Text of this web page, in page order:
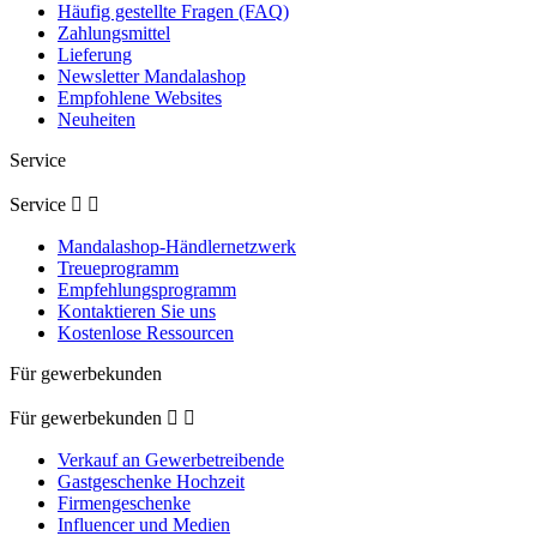
Häufig gestellte Fragen (FAQ)
Zahlungsmittel
Lieferung
Newsletter Mandalashop
Empfohlene Websites
Neuheiten
Service
Service  
Mandalashop-Händlernetzwerk
Treueprogramm
Empfehlungsprogramm
Kontaktieren Sie uns
Kostenlose Ressourcen
Für gewerbekunden
Für gewerbekunden  
Verkauf an Gewerbetreibende
Gastgeschenke Hochzeit
Firmengeschenke
Influencer und Medien